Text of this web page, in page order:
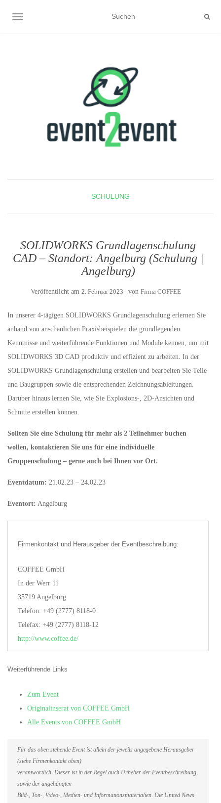
NAVIGATION UMSCHALTEN
SCHULUNG
SOLIDWORKS Grundlagenschulung
CAD – Standort: Angelburg (Schulung |
Angelburg)
Veröffentlicht am 2. Februar 2023 von Firma COFFEE
In unserer 4-tägigen SOLIDWORKS Grundlagenschulung erlernen Sie
anhand von anschaulichen Praxisbeispielen die grundlegenden
Kenntnisse und weiterführende Funktionen und Module kennen, um mit
SOLIDWORKS 3D CAD produktiv und effizient zu arbeiten. In der
SOLIDWORKS Grundlagenschulung erstellen und bearbeiten Sie Teile
und Baugruppen sowie die entsprechenden Zeichnungsableitungen.
Darüber hinaus lernen Sie, wie Sie Explosions-, 2D-Ansichten und
Schnitte erstellen können.
Sollten Sie eine Schulung für mehr als 2 Teilnehmer buchen
wollen, kontaktieren Sie uns für eine individuelle
Gruppenschulung – gerne auch bei Ihnen vor Ort.
Eventdatum: 21.02.23 – 24.02.23
Eventort: Angelburg
Firmenkontakt und Herausgeber der Eventbeschreibung:
COFFEE GmbH
In der Werr 11
35719 Angelburg
Telefon: +49 (2777) 8118-0
Telefax: +49 (2777) 8118-12
http://www.coffee.de/
Weiterführende Links
Zum Event
Originalinserat von COFFEE GmbH
Alle Events von COFFEE GmbH
Für das oben stehende Event ist allein der jeweils angegebene Herausgeber
(siehe Firmenkontakt oben)
verantwortlich. Dieser ist in der Regel auch Urheber der Eventbeschreibung,
sowie der angehängten
Bild-, Ton-, Video-, Medien- und Informationsmaterialien. Die United News